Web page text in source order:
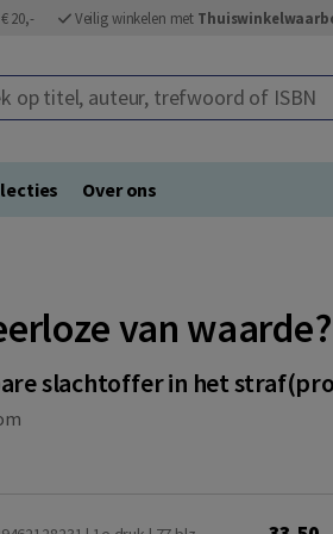
20,- Veilig winkelen met
titel, auteur, trefwoord of ISBN
Over ons
van waarde?
slachtoffer in het